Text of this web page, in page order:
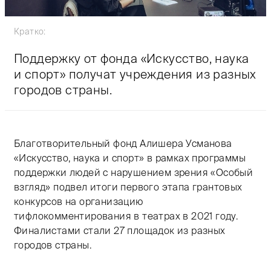
Кратко:
Поддержку от фонда «Искусство, наука
и спорт» получат учреждения из разных
городов страны.
Благотворительный фонд Алишера Усманова
«Искусство, наука и спорт» в рамках программы
поддержки людей с нарушением зрения «Особый
взгляд» подвел итоги первого этапа грантовых
конкурсов на организацию
тифлокомментирования в театрах в 2021 году.
Финалистами стали 27 площадок из разных
городов страны.